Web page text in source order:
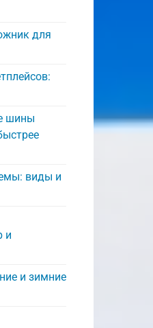
для
шины
виды и
и
и зимние